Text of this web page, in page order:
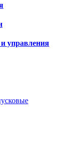
управления